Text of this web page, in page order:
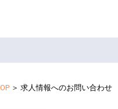
＞ 求人情報へのお問い合わせ